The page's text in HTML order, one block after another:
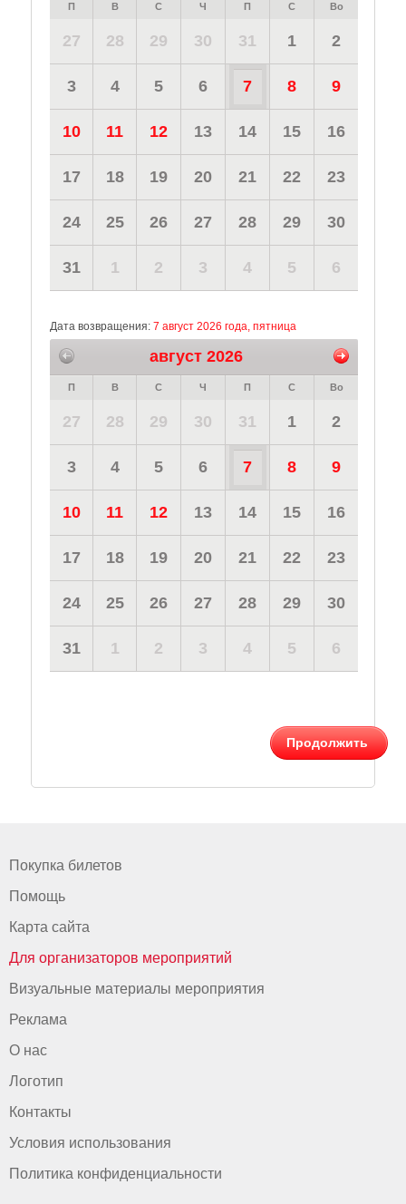
П В С Ч П С Во
27 28 29 30 31 1 2
3 4 5 6 7 8 9
10 11 12 13 14 15 16
17 18 19 20 21 22 23
24 25 26 27 28 29 30
31 1 2 3 4 5 6
Дата возвращения: 7 август 2026 года, пятница
август 2026
П В С Ч П С Во
27 28 29 30 31 1 2
3 4 5 6 7 8 9
10 11 12 13 14 15 16
17 18 19 20 21 22 23
24 25 26 27 28 29 30
31 1 2 3 4 5 6
Продолжить
Покупка билетов
Помощь
Карта сайта
Для организаторов мероприятий
Визуальные материалы мероприятия
Реклама
О нас
Логотип
Контакты
Условия использования
Политика конфиденциальности